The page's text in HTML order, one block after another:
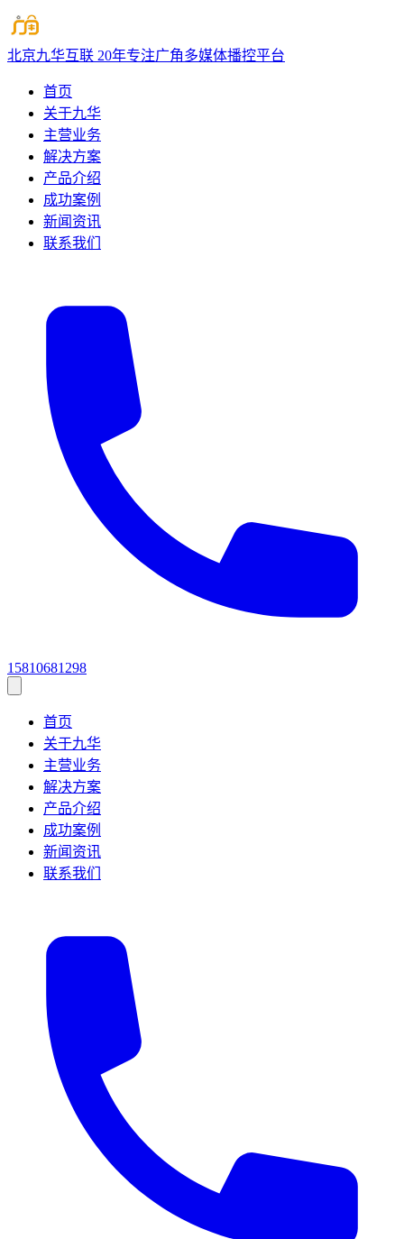
北京九华互联 20年专注广角多媒体播控平台
首页
关于九华
主营业务
解决方案
产品介绍
成功案例
新闻资讯
联系我们
15810681298
首页
关于九华
主营业务
解决方案
产品介绍
成功案例
新闻资讯
联系我们